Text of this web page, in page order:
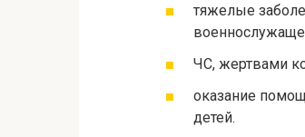
тяжелые
ЧС, жертвами
оказание
детей.